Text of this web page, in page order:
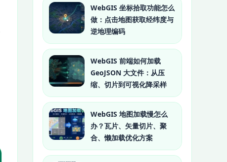
WebGIS 坐标拾取功能怎么
做：点击地图获取经纬度与
逆地理编码
WebGIS 前端如何加载
GeoJSON 大文件：从压
缩、切片到可视化降采样
WebGIS 地图加载慢怎么
办？瓦片、矢量切片、聚
合、懒加载优化方案